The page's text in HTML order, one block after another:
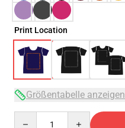
Print Location
Größentabelle anzeigen